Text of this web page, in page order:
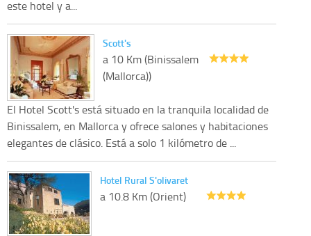
este hotel y a...
Scott's
a 10 Km (Binissalem
(Mallorca))
El Hotel Scott's está situado en la tranquila localidad de
Binissalem, en Mallorca y ofrece salones y habitaciones
elegantes de clásico. Está a solo 1 kilómetro de ...
Hotel Rural S'olivaret
a 10.8 Km (Orient)